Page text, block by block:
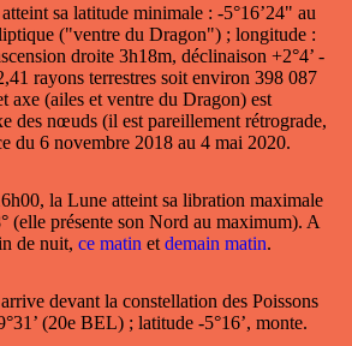
sa latitude minimale : -5°16’24" au
("ventre du Dragon") ; longitude :
droite 3h18m, déclinaison +2°4’ -
rayons terrestres soit environ 398 087
axe (ailes et ventre du Dragon) est
des nœuds (il est pareillement rétrograde,
du 6 novembre 2018 au 4 mai 2020.
la Lune atteint sa libration maximale
(elle présente son Nord au maximum). A
de nuit, ce matin et demain matin.
devant la constellation des Poissons
(20e BEL) ; latitude -5°16’, monte.